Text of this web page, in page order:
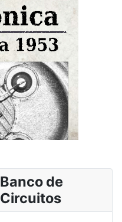
Banco de
Circuitos